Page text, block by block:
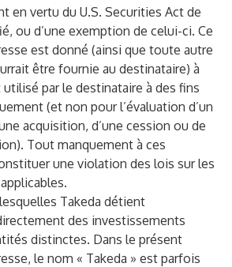
en vertu du U.S. Securities Act de
ou d’une exemption de celui-ci. Ce
est donné (ainsi que toute autre
être fournie au destinataire) à
par le destinataire à des fins
(et non pour l’évaluation d’un
acquisition, d’une cession ou de
Tout manquement à ces
une violation des lois sur les
Takeda détient
des investissements
distinctes. Dans le présent
le nom « Takeda » est parfois